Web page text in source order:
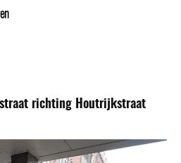
richting Houtrijkstraat